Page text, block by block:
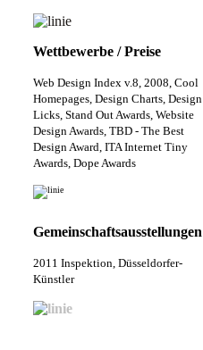
Wettbewerbe / Preise
Web Design Index v.8, 2008, Cool
Homepages, Design Charts, Design
Licks, Stand Out Awards, Website
Design Awards, TBD - The Best
Design Award, ITA Internet Tiny
Awards, Dope Awards
Gemeinschaftsausstellungen
2011 Inspektion, Düsseldorfer-
Künstler